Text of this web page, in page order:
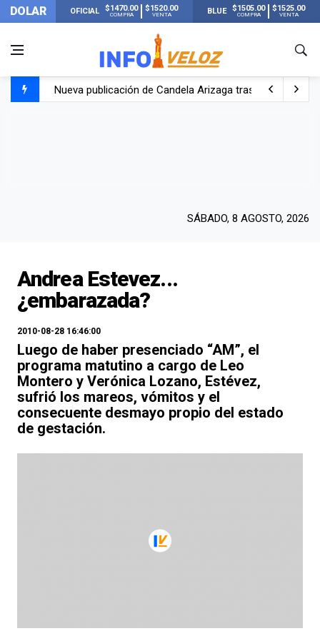
DOLAR OFICIAL $1470.00
COMPRA
$1520.00
VENTA BLUE $1505.00
COMPRA
$1525.00
VENTA
Nueva publicación de Candela Arizaga tras el
Un joven murió quemado por su novia en San Luis:
SÁBADO, 8 AGOSTO, 2026
Andrea Estevez...
¿embarazada?
2010-08-28 16:46:00
Luego de haber presenciado “AM”, el
programa matutino a cargo de Leo
Montero y Verónica Lozano, Estévez,
sufrió los mareos, vómitos y el
consecuente desmayo propio del estado
de gestación.